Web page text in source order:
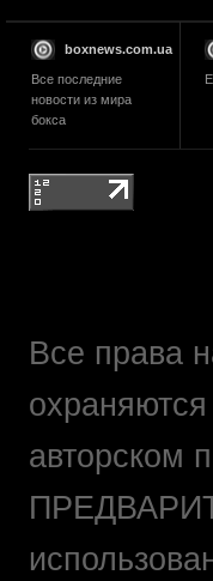
boxnews.com.ua
Все последние
новости из мира
бокса
Все права
авторском